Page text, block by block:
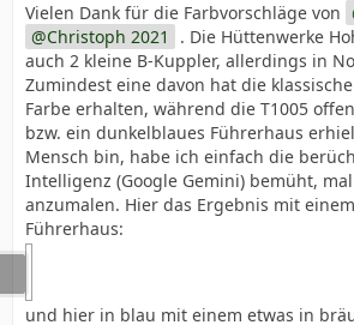
Vielen Dank für die Farbvorschläge von
Christoph 2021
. Die Hüttenwerke
auch 2 kleine B-Kuppler, allerdings in
Zumindest eine davon hat die
Farbe erhalten, während die T1005
bzw. ein dunkelblaues Führerhaus
Mensch bin, habe ich einfach die
Intelligenz (Google Gemini) bemüht,
anzumalen. Hier das Ergebnis mit
Führerhaus:
und hier in blau mit einem etwas in